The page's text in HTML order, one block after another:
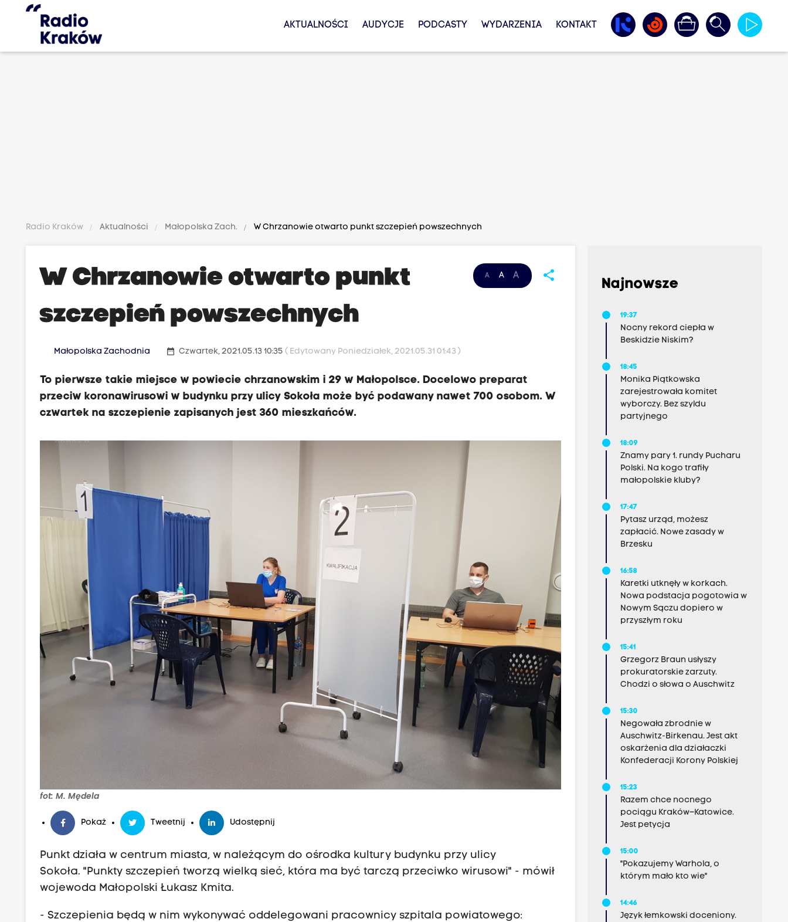
AKTUALNOŚCI AUDYCJE PODCASTY WYDARZENIA KONTAKT
Radio Kraków Aktualności Małopolska Zach. W Chrzanowie otwarto punkt szczepień powszechnych
A A A share
W Chrzanowie otwarto punkt
szczepień powszechnych
Małopolska Zachodnia date_range Czwartek, 2021.05.13 10:35( Edytowany Poniedziałek, 2021.05.31 01:43 )
To pierwsze takie miejsce w powiecie chrzanowskim i 29 w Małopolsce. Docelowo preparat
przeciw koronawirusowi w budynku przy ulicy Sokoła może być podawany nawet 700 osobom. W
czwartek na szczepienie zapisanych jest 360 mieszkańców.
fot: M. Mędela
Pokaż Tweetnij Udostępnij
Punkt działa w centrum miasta, w należącym do ośrodka kultury budynku przy ulicy
Sokoła. "Punkty szczepień tworzą wielką sieć, która ma być tarczą przeciwko wirusowi" - mówił
wojewoda Małopolski Łukasz Kmita.
- Szczepienia będą w nim wykonywać oddelegowani pracownicy szpitala powiatowego:
Najnowsze
19:37
Nocny rekord ciepła w
Beskidzie Niskim?
18:45
Monika Piątkowska
zarejestrowała komitet
wyborczy. Bez szyldu
partyjnego
18:09
Znamy pary 1. rundy Pucharu
Polski. Na kogo trafiły
małopolskie kluby?
17:47
Pytasz urząd, możesz
zapłacić. Nowe zasady w
Brzesku
16:58
Karetki utknęły w korkach.
Nowa podstacja pogotowia w
Nowym Sączu dopiero w
przyszłym roku
15:41
Grzegorz Braun usłyszy
prokuratorskie zarzuty.
Chodzi o słowa o Auschwitz
15:30
Negowała zbrodnie w
Auschwitz-Birkenau. Jest akt
oskarżenia dla działaczki
Konfederacji Korony Polskiej
15:23
Razem chce nocnego
pociągu Kraków–Katowice.
Jest petycja
15:00
"Pokazujemy Warhola, o
którym mało kto wie"
14:46
Język łemkowski doceniony.